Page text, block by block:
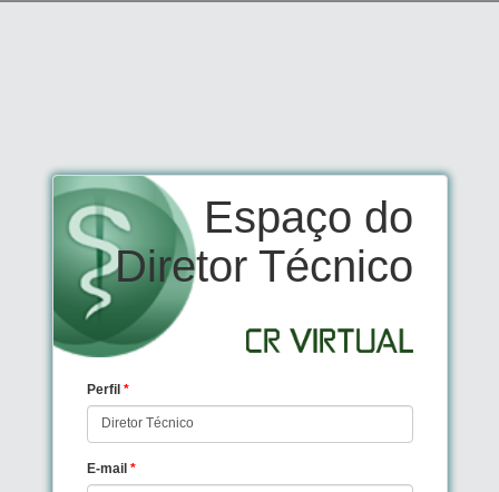
Espaço do
Diretor Técnico
Perfil *
E-mail *